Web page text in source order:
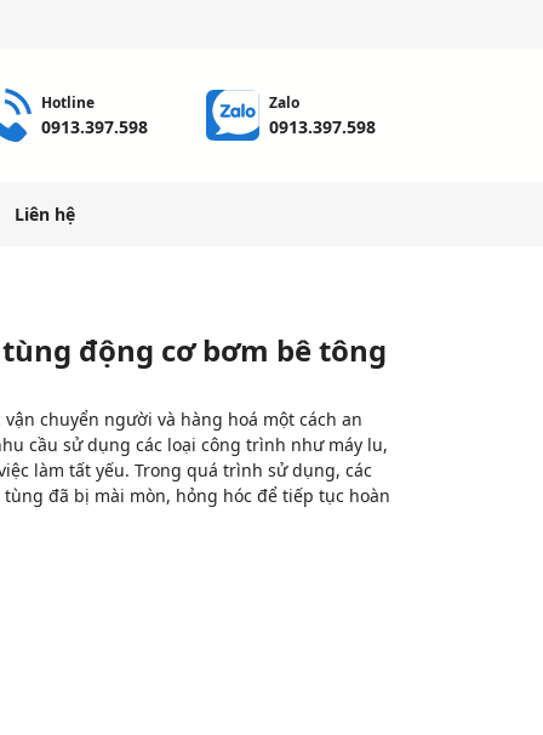
Hotline
0913.397.598
Zalo
0913.397.598
Liên hệ
tùng động cơ bơm bê tông
chuyển người và hàng hoá một cách an
cầu sử dụng các loại công trình như máy lu,
làm tất yếu. Trong quá trình sử dụng, các
đã bị mài mòn, hỏng hóc để tiếp tục hoàn